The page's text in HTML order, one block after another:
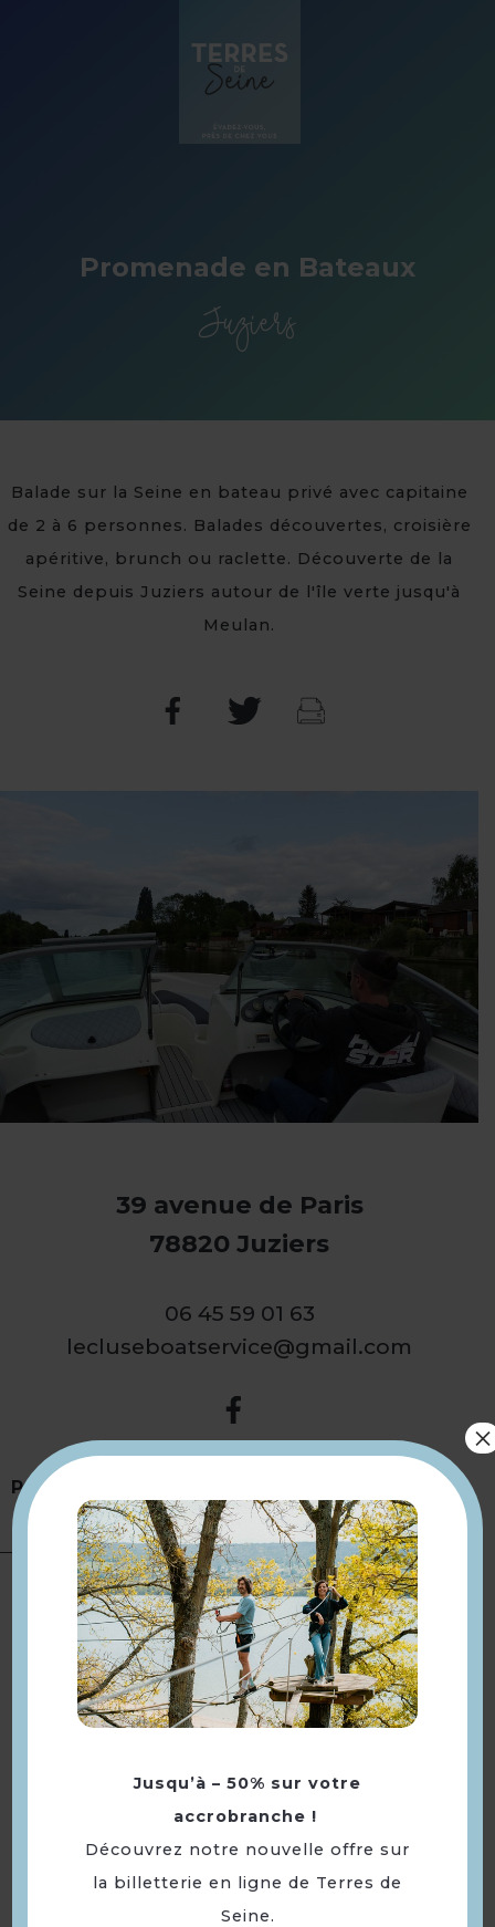
Promenade en Bateaux
Juziers
Balade sur la Seine en bateau privé avec capitaine
de 2 à 6 personnes. Balades découvertes, croisière
apéritive, brunch ou raclette. Découverte de la
Seine depuis Juziers autour de l'île verte jusqu'à
Meulan.
39 avenue de Paris
78820 Juziers
06 45 59 01 63
lecluseboatservice@gmail.com
Présentation
Prestataire · Prestataires
d'activités
Langues Langue(s) parlée(s) :Français
À voir aussi ...
Jusqu’à – 50% sur votre
accrobranche !
Découvrez notre nouvelle offre sur
la billetterie en ligne de Terres de
Seine.
×